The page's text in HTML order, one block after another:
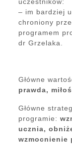
uczestników:
– im bardziej
chroniony
programem
dr Grzelaka.
Główne
prawda,
Główne
programie:
ucznia,
wzmocnienie